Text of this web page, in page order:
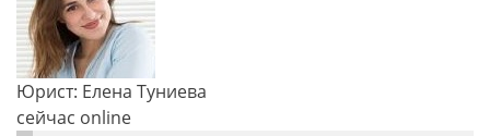
Юрист: Елена Туниева
сейчас online